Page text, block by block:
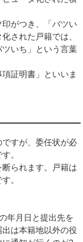
がつき、「バツい
された戸籍では、
ツいち」という言葉
証明書」といいま
すが、委任状が必
。
られます。戸籍は
。
年月日と提出先を
は本籍地以外の役